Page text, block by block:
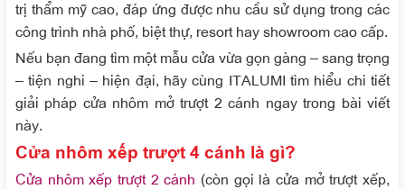
trị thẩm mỹ cao, đáp ứng được nhu cầu sử dụng trong các
công trình nhà phố, biệt thự, resort hay showroom cao cấp.
Nếu bạn đang tìm một mẫu cửa vừa gọn gàng – sang trọng
– tiện nghi – hiện đại, hãy cùng ITALUMI tìm hiểu chi tiết
giải pháp cửa nhôm mở trượt 2 cánh ngay trong bài viết
này.
Cửa nhôm xếp trượt 4 cánh là gì?
Cửa nhôm xếp trượt 2 cánh (còn gọi là cửa mở trượt xếp,